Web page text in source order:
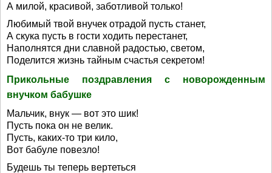
А милой, красивой, заботливой только!
Любимый твой внучек отрадой пусть станет,
А скука пусть в гости ходить перестанет,
Наполнятся дни славной радостью, светом,
Поделится жизнь тайным счастья секретом!
Прикольные поздравления с новорожденным
внучком бабушке
Мальчик, внук — вот это шик!
Пусть пока он не велик.
Пусть, каких-то три кило,
Вот бабуле повезло!
Будешь ты теперь вертеться